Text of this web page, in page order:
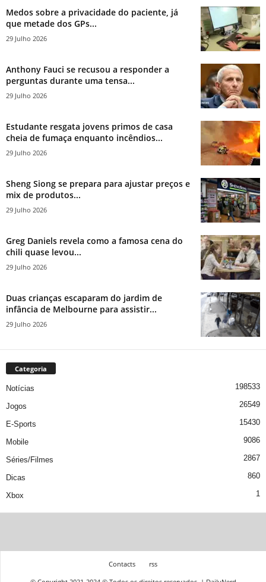
Medos sobre a privacidade do paciente, já
que metade dos GPs...
29 Julho 2026
Anthony Fauci se recusou a responder a
perguntas durante uma tensa...
29 Julho 2026
Estudante resgata jovens primos de casa
cheia de fumaça enquanto incêndios...
29 Julho 2026
Sheng Siong se prepara para ajustar preços e
mix de produtos...
29 Julho 2026
Greg Daniels revela como a famosa cena do
chili quase levou...
29 Julho 2026
Duas crianças escaparam do jardim de
infância de Melbourne para assistir...
29 Julho 2026
Categoria
Notícias 198533
Jogos 26549
E-Sports 15430
Mobile 9086
Séries/Filmes 2867
Dicas 860
Xbox 1
Contacts
rss